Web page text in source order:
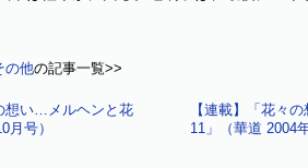
の他の記事一覧>>
想い…メルヘンと花
月号）
【連載】「花々
11」（華道 2004